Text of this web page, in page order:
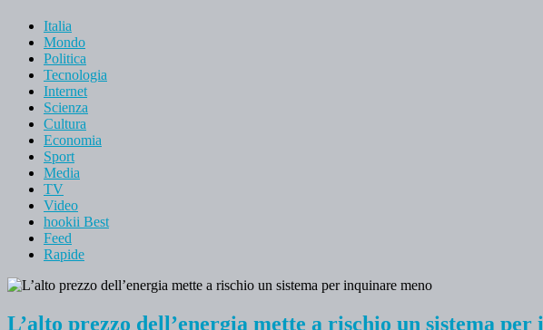
Italia
Mondo
Politica
Tecnologia
Internet
Scienza
Cultura
Economia
Sport
Media
TV
Video
hookii Best
Feed
Rapide
L’alto prezzo dell’energia mette a rischio un sistema per